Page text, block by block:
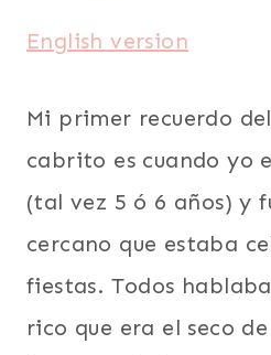
English version
Mi primer recuerdo
cabrito es cuando yo
(tal vez 5 ó 6 años) y
cercano que estaba
fiestas. Todos
rico que era el seco